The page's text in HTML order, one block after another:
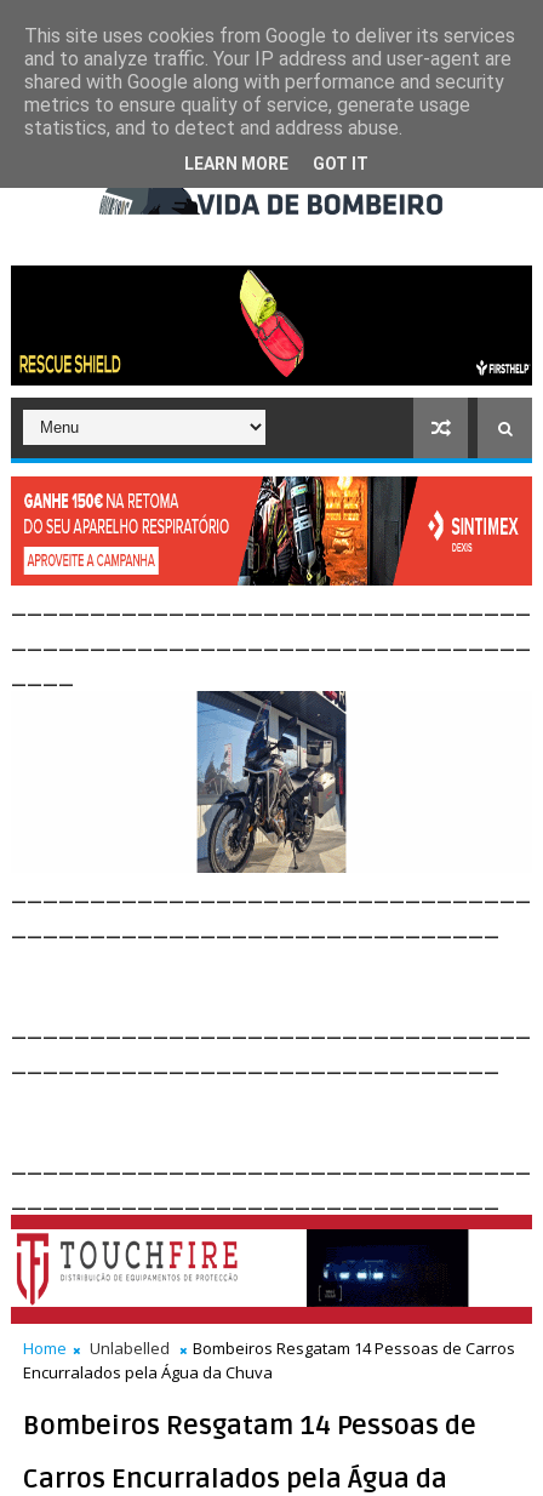
Home Unlabelled
Bombeiros Resgatam 14 Pessoas de Carros
Encurralados pela Água da Chuva
Bombeiros Resgatam 14 Pessoas de
Carros Encurralados pela Água da
This site uses cookies from Google to deliver its services
and to analyze traffic. Your IP address and user-agent are
shared with Google along with performance and security
metrics to ensure quality of service, generate usage
statistics, and to detect and address abuse.
LEARN MORE GOT IT